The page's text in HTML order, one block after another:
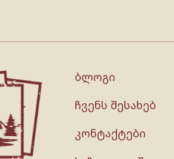
ბლოგი
ჩვენს შესახებ
კონტაქტები